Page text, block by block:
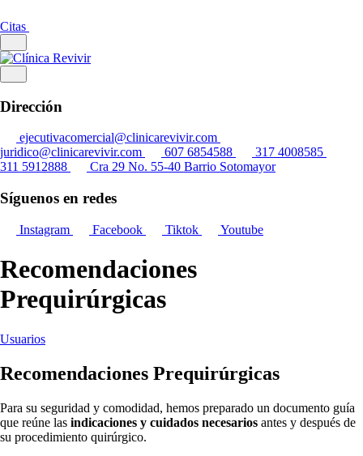
Citas
Dirección
ejecutivacomercial@clinicarevivir.com
juridico@clinicarevivir.com
607 6854588
317 4008585
311 5912888
Cra 29 No. 55-40 Barrio Sotomayor
Síguenos en redes
Instagram Facebook Tiktok Youtube
Recomendaciones
Prequirúrgicas
Usuarios
Recomendaciones Prequirúrgicas
Para su seguridad y comodidad, hemos preparado un documento guía
que reúne las indicaciones y cuidados necesarios antes y después de
su procedimiento quirúrgico.